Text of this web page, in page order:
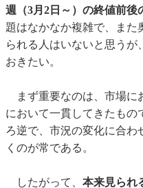
週（3月2日～）の終値前後
題はなかなか複雑で、また
られる人はいないと思うが
おきたい。
まず重要なのは、市場に
において一貫してきたもの
ろ逆で、市況の変化に合わ
くのが常である。
したがって、 本来見られ